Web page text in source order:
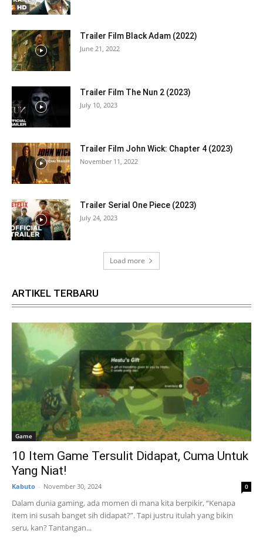
Trailer Film Black Adam (2022)
June 21, 2022
Trailer Film The Nun 2 (2023)
July 10, 2023
Trailer Film John Wick: Chapter 4 (2023)
November 11, 2022
Trailer Serial One Piece (2023)
July 24, 2023
Load more
ARTIKEL TERBARU
Game
10 Item Game Tersulit Didapat, Cuma Untuk
Yang Niat!
Kabuto - November 30, 2024 0
Dalam dunia gaming, ada momen di mana kita berpikir, “Kenapa
item ini susah banget sih didapat?”. Tapi justru itulah yang bikin
seru, kan? Tantangan...